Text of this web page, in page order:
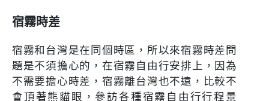
宿霧時差
宿霧和台灣是在同個時區，所以來宿霧時差問
題是不須擔心的，在宿霧自由行安排上，因為
不需要擔心時差，宿霧離台灣也不遠，比較不
會頂著熊貓眼，參訪各種宿霧自由行行程景